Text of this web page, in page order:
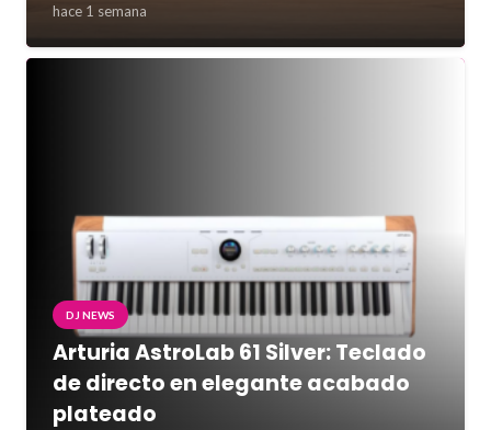
hace 1 semana
DJ NEWS
Arturia AstroLab 61 Silver: Teclado
de directo en elegante acabado
plateado